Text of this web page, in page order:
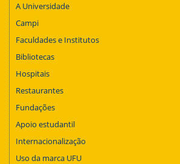
A Universidade
Campi
Faculdades e Institutos
Bibliotecas
Hospitais
Restaurantes
Fundações
Apoio estudantil
Internacionalização
Uso da marca UFU